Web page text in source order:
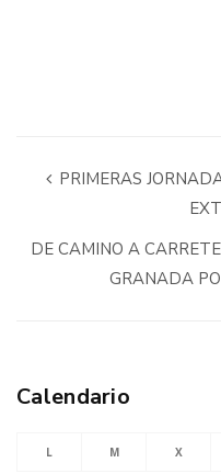
PRIMERAS
DE CAMINO A
GRANADA
Calendario
L M X